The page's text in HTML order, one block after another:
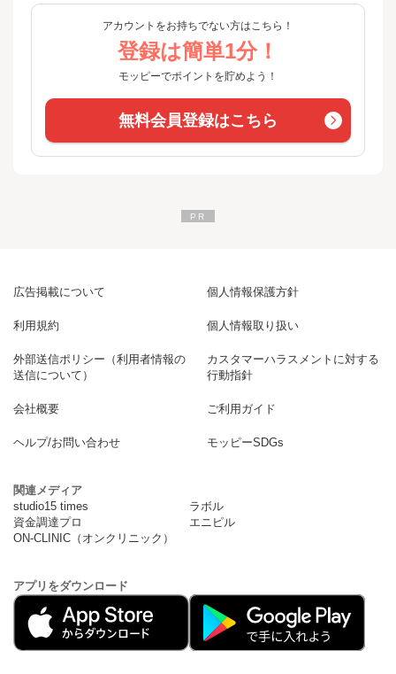
アカウントをお持ちでない方はこちら！
登録は簡単1分！
モッピーでポイントを貯めよう！
無料会員登録はこちら
広告掲載について 個人情報保護方針
利用規約 個人情報取り扱い
外部送信ポリシー（利用者情報の
送信について）
カスタマーハラスメントに対する
行動指針
会社概要 ご利用ガイド
ヘルプ/お問い合わせ モッピーSDGs
関連メディア
studio15 times
ラボル
資金調達プロ
エニピル
ON-CLINIC（オンクリニック）
アプリをダウンロード